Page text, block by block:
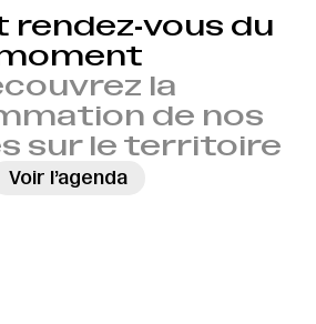
rendez‑vous du
la
de nos
sur le territoire
Voir l’agenda